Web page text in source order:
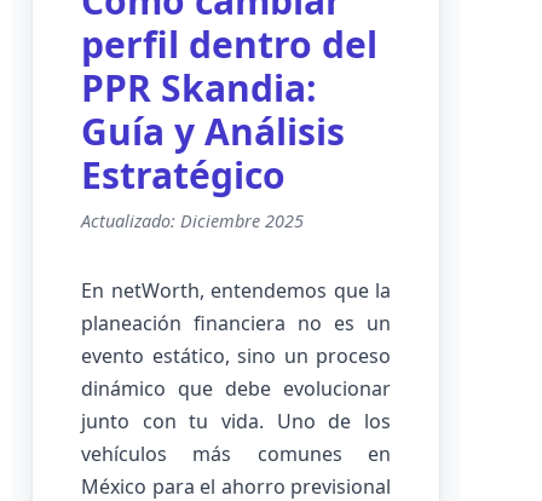
perfil dentro del
PPR Skandia:
Guía y Análisis
Estratégico
Actualizado: Diciembre 2025
En netWorth, entendemos que la
planeación financiera no es un
evento estático, sino un proceso
dinámico que debe evolucionar
junto con tu vida. Uno de los
vehículos más comunes en
México para el ahorro previsional